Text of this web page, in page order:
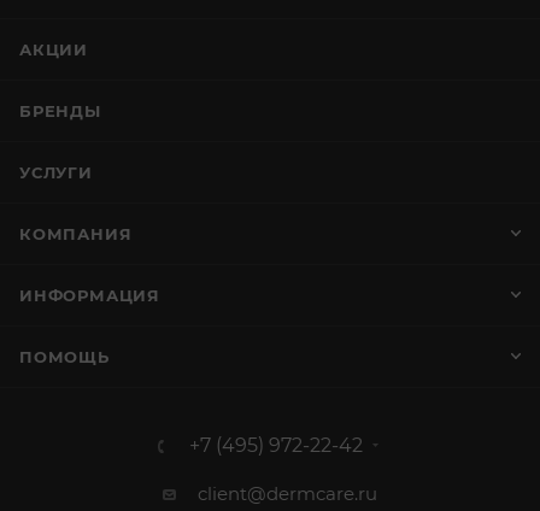
АКЦИИ
БРЕНДЫ
УСЛУГИ
КОМПАНИЯ
ИНФОРМАЦИЯ
ПОМОЩЬ
+7 (495) 972-22-42
client@dermcare.ru